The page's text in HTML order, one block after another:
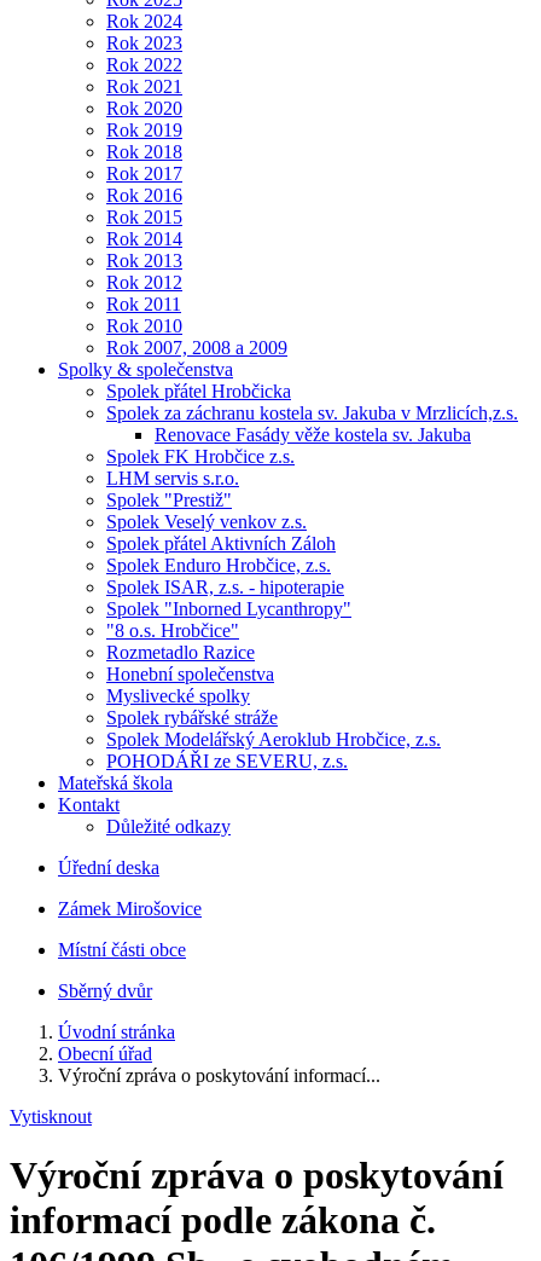
Rok 2024
Rok 2023
Rok 2022
Rok 2021
Rok 2020
Rok 2019
Rok 2018
Rok 2017
Rok 2016
Rok 2015
Rok 2014
Rok 2013
Rok 2012
Rok 2011
Rok 2010
Rok 2007, 2008 a 2009
Spolky & společenstva
Spolek přátel Hrobčicka
Spolek za záchranu kostela sv. Jakuba v Mrzlicích,z.s.
Renovace Fasády věže kostela sv. Jakuba
Spolek FK Hrobčice z.s.
LHM servis s.r.o.
Spolek "Prestiž"
Spolek Veselý venkov z.s.
Spolek přátel Aktivních Záloh
Spolek Enduro Hrobčice, z.s.
Spolek ISAR, z.s. - hipoterapie
Spolek "Inborned Lycanthropy"
"8 o.s. Hrobčice"
Rozmetadlo Razice
Honební společenstva
Myslivecké spolky
Spolek rybářské stráže
Spolek Modelářský Aeroklub Hrobčice, z.s.
POHODÁŘI ze SEVERU, z.s.
Mateřská škola
Kontakt
Důležité odkazy
Úřední deska
Zámek Mirošovice
Místní části obce
Sběrný dvůr
Úvodní stránka
Obecní úřad
Výroční zpráva o poskytování informací...
Vytisknout
Výroční zpráva o poskytování
informací podle zákona č.